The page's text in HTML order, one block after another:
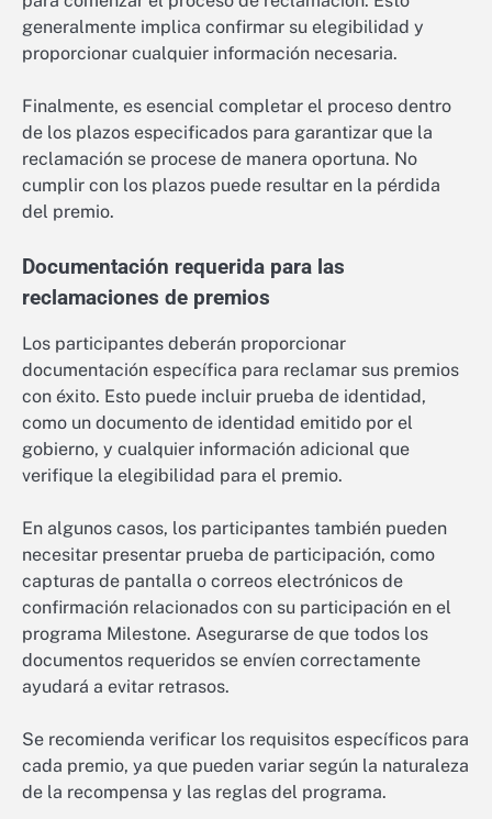
generalmente implica confirmar su elegibilidad y
proporcionar cualquier información necesaria.
Finalmente, es esencial completar el proceso dentro
de los plazos especificados para garantizar que la
reclamación se procese de manera oportuna. No
cumplir con los plazos puede resultar en la pérdida
del premio.
Documentación requerida para las
reclamaciones de premios
Los participantes deberán proporcionar
documentación específica para reclamar sus premios
con éxito. Esto puede incluir prueba de identidad,
como un documento de identidad emitido por el
gobierno, y cualquier información adicional que
verifique la elegibilidad para el premio.
En algunos casos, los participantes también pueden
necesitar presentar prueba de participación, como
capturas de pantalla o correos electrónicos de
confirmación relacionados con su participación en el
programa Milestone. Asegurarse de que todos los
documentos requeridos se envíen correctamente
ayudará a evitar retrasos.
Se recomienda verificar los requisitos específicos para
cada premio, ya que pueden variar según la naturaleza
de la recompensa y las reglas del programa.